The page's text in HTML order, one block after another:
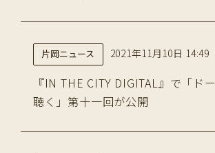
片岡ニュース 2021年11月10日 14:49
『IN THE CITY DIGITAL』で「ド
聴く」第十一回が公開